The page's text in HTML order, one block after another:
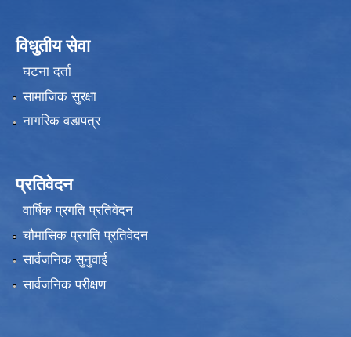
विधुतीय सेवा
घटना दर्ता
सामाजिक सुरक्षा
नागरिक वडापत्र
प्रतिवेदन
वार्षिक प्रगति प्रतिवेदन
चौमासिक प्रगति प्रतिवेदन
सार्वजनिक सुनुवाई
सार्वजनिक परीक्षण